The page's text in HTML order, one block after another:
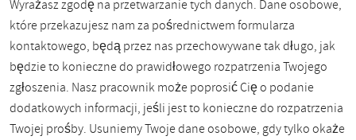
Wyrażasz zgodę na przetwarzanie tych danych. Dane osobowe,
które przekazujesz nam za pośrednictwem formularza
kontaktowego, będą przez nas przechowywane tak długo, jak
będzie to konieczne do prawidłowego rozpatrzenia Twojego
zgłoszenia. Nasz pracownik może poprosić Cię o podanie
dodatkowych informacji, jeśli jest to konieczne do rozpatrzenia
Twojej prośby. Usuniemy Twoje dane osobowe, gdy tylko okaże